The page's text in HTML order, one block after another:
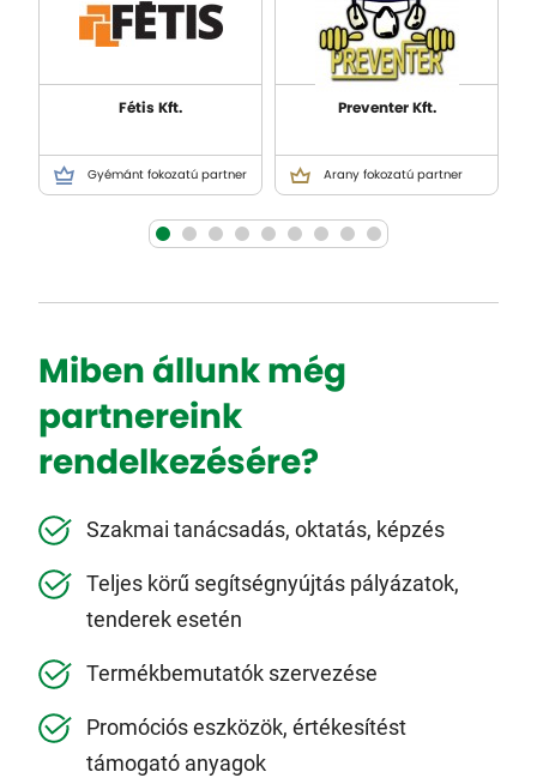
Fétis Kft.
Gyémánt fokozatú partner
Preventer Kft.
Arany fokozatú partner
Miben állunk még
partnereink
rendelkezésére?
Szakmai tanácsadás, oktatás, képzés
Teljes körű segítségnyújtás pályázatok,
tenderek esetén
Termékbemutatók szervezése
Promóciós eszközök, értékesítést
támogató anyagok